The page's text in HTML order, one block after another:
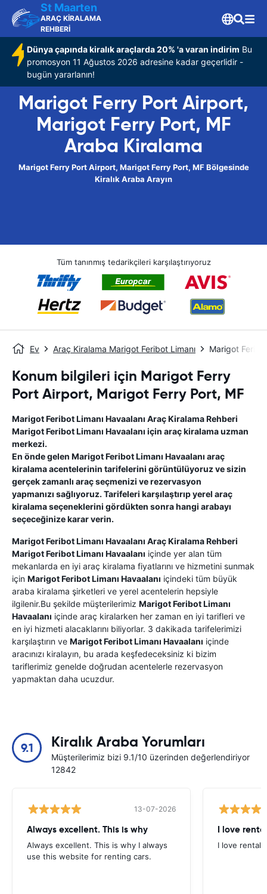
St Maarten
ARAÇ KİRALAMA
REHBERİ
Dünya çapında kiralık araçlarda 20% 'a varan indirim Bu
promosyon 11 Ağustos 2026 adresine kadar geçerlidir -
bugün yararlanın!
Marigot Ferry Port Airport,
Marigot Ferry Port, MF
Araba Kiralama
Marigot Ferry Port Airport, Marigot Ferry Port, MF Bölgesinde
Kiralık Araba Arayın
Tüm tanınmış tedarikçileri karşılaştırıyoruz
Ev Araç Kiralama Marigot Feribot Limanı Marigot
Konum bilgileri için Marigot Ferry
Port Airport, Marigot Ferry Port, MF
Marigot Feribot Limanı Havaalanı Araç Kiralama Rehberi
Marigot Feribot Limanı Havaalanı için araç kiralama uzman
merkezi.
En önde gelen Marigot Feribot Limanı Havaalanı araç
kiralama acentelerinin tarifelerini görüntülüyoruz ve sizin
gerçek zamanlı araç seçmenizi ve rezervasyon
yapmanızı sağlıyoruz. Tarifeleri karşılaştırıp yerel araç
kiralama seçeneklerini gördükten sonra hangi arabayı
seçeceğinize karar verin.
Marigot Feribot Limanı Havaalanı Araç Kiralama Rehberi
Marigot Feribot Limanı Havaalanı içinde yer alan tüm
mekanlarda en iyi araç kiralama fiyatlarını ve hizmetini sunmak
için Marigot Feribot Limanı Havaalanı içindeki tüm büyük
araba kiralama şirketleri ve yerel acentelerin hepsiyle
ilgilenir.Bu şekilde müşterilerimiz Marigot Feribot Limanı
Havaalanı içinde araç kiralarken her zaman en iyi tarifleri ve
en iyi hizmeti alacaklarını biliyorlar. 3 dakikada tarifelerimizi
karşılaştırın ve Marigot Feribot Limanı Havaalanı içinde
aracınızı kiralayın, bu arada keşfedeceksiniz ki bizim
tariflerimiz genelde doğrudan acentelerle rezervasyon
yapmaktan daha ucuzdur.
9.1 Kiralık Araba Yorumları
Müşterilerimiz bizi 9.1/10 üzerinden değerlendiriyor
12842
13-07-2026
Always excellent. This is why
Always excellent. This is why I always
use this website for renting cars.
I love
I love rental